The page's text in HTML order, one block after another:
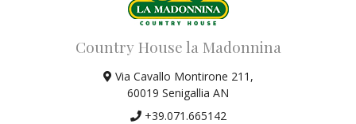
Country House la Madonnina
Via Cavallo Montirone 211,
60019 Senigallia AN
+39.071.665142